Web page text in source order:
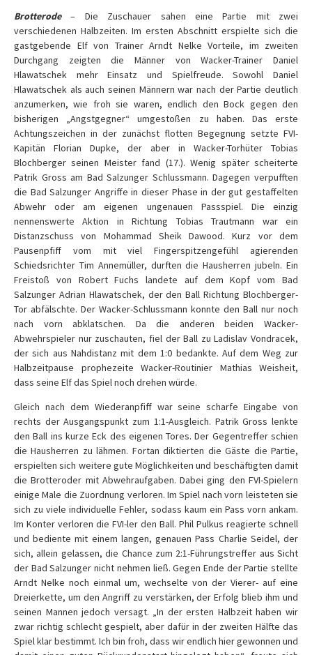
Brotterode– Die Zuschauer sahen eine Partie mit zwei
verschiedenen Halbzeiten. Im ersten Abschnitt erspielte sich die
gastgebende Elf von Trainer Arndt Nelke Vorteile, im zweiten
Durchgang zeigten die Männer von Wacker-Trainer Daniel
Hlawatschek mehr Einsatz und Spielfreude. Sowohl Daniel
Hlawatschek als auch seinen Männern war nach der Partie deutlich
anzumerken, wie froh sie waren, endlich den Bock gegen den
bisherigen „Angstgegner“ umgestoßen zu haben. Das erste
Achtungszeichen in der zunächst flotten Begegnung setzte FVI-
Kapitän Florian Dupke, der aber in Wacker-Torhüter Tobias
Blochberger seinen Meister fand (17.). Wenig später scheiterte
Patrik Gross am Bad Salzunger Schlussmann. Dagegen verpufften
die Bad Salzunger Angriffe in dieser Phase in der gut gestaffelten
Abwehr oder am eigenen ungenauen Passspiel. Die einzig
nennenswerte Aktion in Richtung Tobias Trautmann war ein
Distanzschuss von Mohammad Sheik Dawood. Kurz vor dem
Pausenpfiff vom mit viel Fingerspitzengefühl agierenden
Schiedsrichter Tim Annemüller, durften die Hausherren jubeln. Ein
Freistoß von Robert Fuchs landete auf dem Kopf vom Bad
Salzunger Adrian Hlawatschek, der den Ball Richtung Blochberger-
Tor abfälschte. Der Wacker-Schlussmann konnte den Ball nur noch
nach vorn abklatschen. Da die anderen beiden Wacker-
Abwehrspieler nur zuschauten, fiel der Ball zu Ladislav Vondracek,
der sich aus Nahdistanz mit dem 1:0 bedankte. Auf dem Weg zur
Halbzeitpause prophezeite Wacker-Routinier Mathias Weisheit,
dass seine Elf das Spiel noch drehen würde.
Gleich nach dem Wiederanpfiff war seine scharfe Eingabe von
rechts der Ausgangspunkt zum 1:1-Ausgleich. Patrik Gross lenkte
den Ball ins kurze Eck des eigenen Tores. Der Gegentreffer schien
die Hausherren zu lähmen. Fortan diktierten die Gäste die Partie,
erspielten sich weitere gute Möglichkeiten und beschäftigten damit
die Brotteroder mit Abwehraufgaben. Dabei ging den FVI-Spielern
einige Male die Zuordnung verloren. Im Spiel nach vorn leisteten sie
sich zu viele individuelle Fehler, sodass kaum ein Pass vorn ankam.
Im Konter verloren die FVI-ler den Ball. Phil Pulkus reagierte schnell
und bediente mit einem langen, genauen Pass Charlie Seidel, der
sich, allein gelassen, die Chance zum 2:1-Führungstreffer aus Sicht
der Bad Salzunger nicht nehmen ließ. Gegen Ende der Partie stellte
Arndt Nelke noch einmal um, wechselte von der Vierer- auf eine
Dreierkette, um den Angriff zu verstärken, der Erfolg blieb ihm und
seinen Mannen jedoch versagt. „In der ersten Halbzeit haben wir
zwar richtig schlecht gespielt, aber dafür in der zweiten Hälfte das
Spiel klar bestimmt. Ich bin froh, dass wir endlich hier gewonnen und